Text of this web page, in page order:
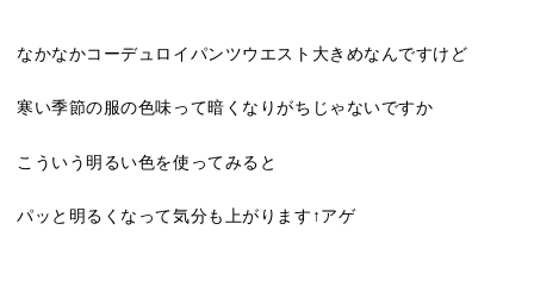
なかなかコーデュロイパンツウエスト大きめなんですけど
寒い季節の服の色味って暗くなりがちじゃないですか
こういう明るい色を使ってみると
パッと明るくなって気分も上がります↑アゲ